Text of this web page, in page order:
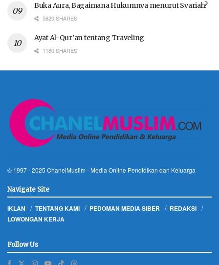
Buka Aura, Bagaimana Hukumnya menurut Syariah?
5620 SHARES
Ayat Al-Qur’an tentang Traveling
1180 SHARES
© 1997 - 2025 ChanelMuslim - Media Online Pendidikan dan Keluarga
Navigate Site
IKLAN TENTANG KAMI PEDOMAN MEDIA SIBER
REDAKSI
LOWONGAN KERJA
Follow Us